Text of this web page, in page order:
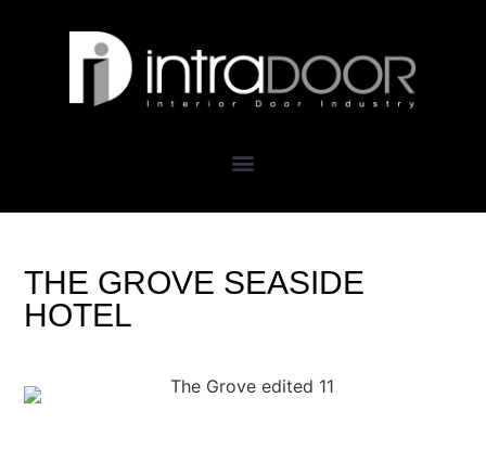
THE GROVE SEASIDE
HOTEL